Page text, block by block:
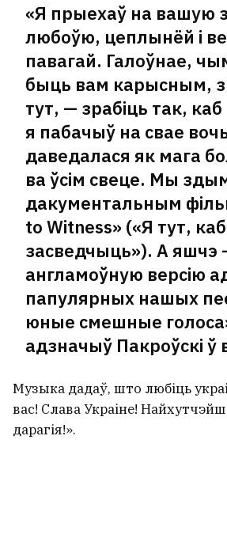
«Я прыехаў на вашую
любоўю, цеплынёй і
павагай. Галоўнае,
быць вам карысным,
тут, — зрабіць так,
я пабачыў на свае
даведалася як мага
ва ўсім свеце. Мы
дакументальным
to Witness» («Я тут, каб
засведчыць»). А яшчэ
англамоўную версію
папулярных нашых
юные смешные
адзначыў Пакроўскі ў
Музыка дадаў, што любіць
вас! Слава Украіне!
дарагія!».